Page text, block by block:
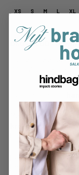
XS S M L XL
ØKO • BLØD •
Tidsløs trøje i den
Blusbar er
finish.
Merino uld er
Uld giver varme
fibrene. Uld trækker
pga uldens
(modstandsdygtige